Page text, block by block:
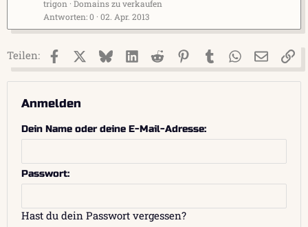
trigon Domains zu verkaufen
Antworten 0 02. Apr. 2013
Teilen: FacebookX (Twitter)
BlueskyLinkedIn
Reddit PinterestTumblr WhatsApp
E-Mail
Anmelden
Dein Name oder deine E-Mail-Adresse
Passwort
Hast du dein Passwort vergessen?